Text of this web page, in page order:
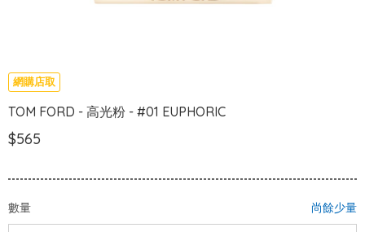
網購店取
TOM FORD - 高光粉 - #01 EUPHORIC
$565
數量 尚餘少量